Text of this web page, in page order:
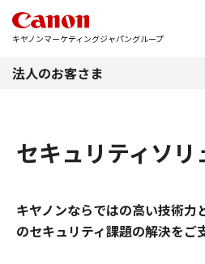
キヤノンマーケティングジャパングループ
法人のお客さま
セキュリティソリ
キヤノンならではの高い技術力
のセキュリティ課題の解決をご